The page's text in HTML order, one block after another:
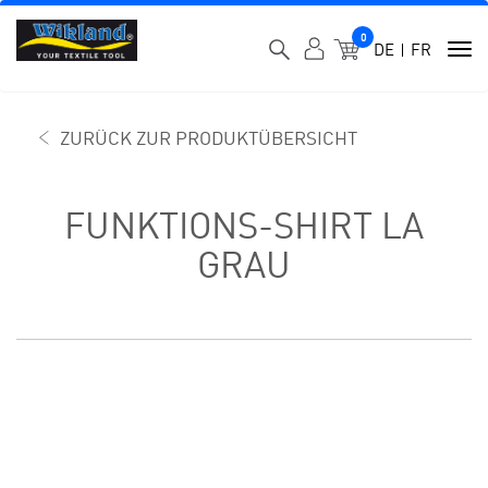
MEIN
0
DE FR
ZURÜCK ZUR PRODUKTÜBERSICHT
FUNKTIONS-SHIRT LA
GRAU